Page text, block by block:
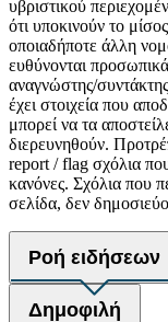
υβριστικού
ότι υποκινούν το
οποιαδήποτε άλλη
ευθύνονται
αναγνώστης/
έχει στοιχεία που
μπορεί να τα
διερευνηθούν.
report / flag σχόλια
κανόνες. Σχόλια που
σελίδα, δεν
Ροή ειδήσεων
Δημοφιλή